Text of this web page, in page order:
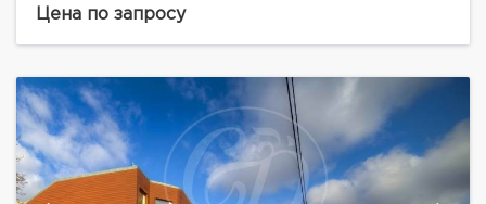
Ближайшая станция метро "Рижская". Общая
Цена по запросу